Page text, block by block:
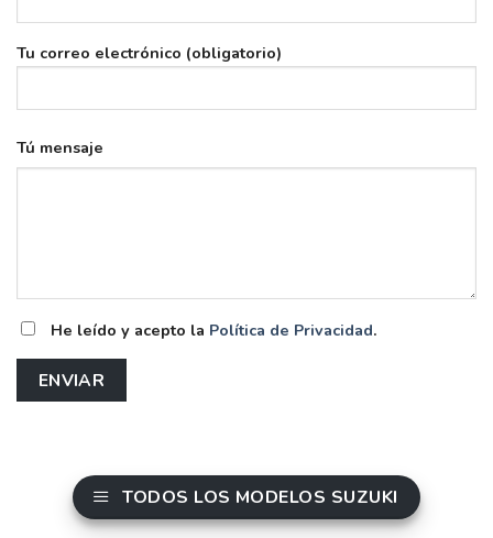
Tu correo electrónico (obligatorio)
Tú mensaje
He leído y acepto la Política de Privacidad.
TODOS LOS MODELOS SUZUKI